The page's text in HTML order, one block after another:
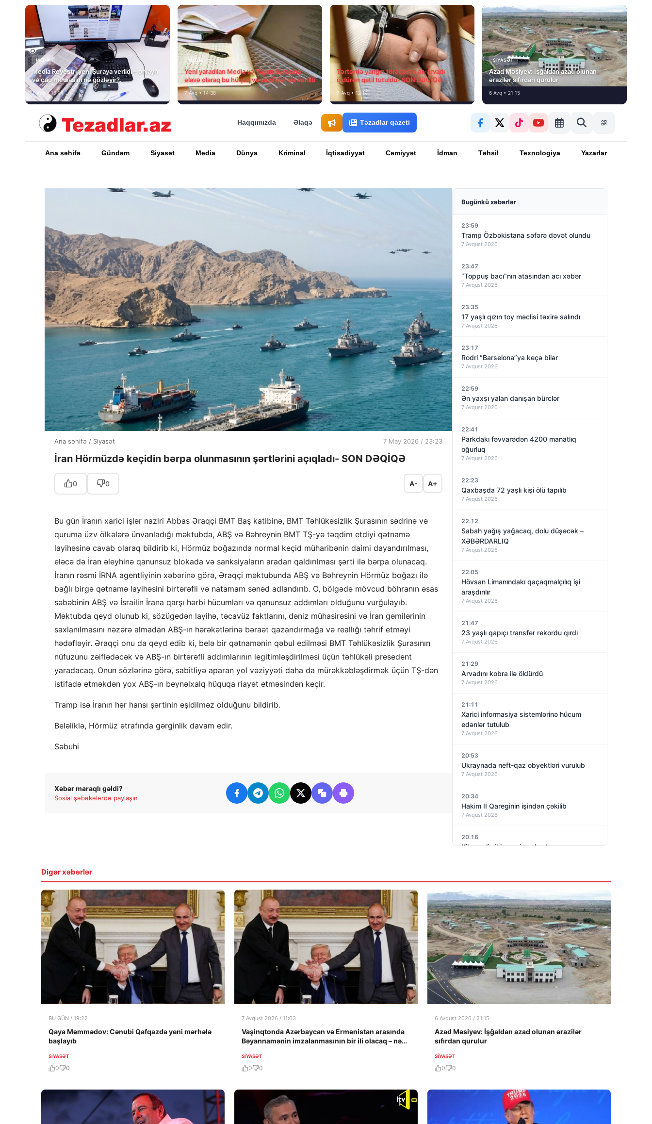
MEDİA
Media Reyestri yeni Şuraya verildi – onlayn
və çap mediasını nə gözləyir?
7 Avq • 15:14
MEDİA
Yeni yaradılan Media və Yayım Şurasına
əlavə olaraq bu hüquq və vəzifələr də verilib
7 Avq • 14:38
Tərtərdə yanğın törədərək ər-arvadı
öldürən qatil tutuldu- SON DƏQİQƏ
7 Avq • 12:14
SIYASƏT
Azad Məsiyev: İşğaldan azad olunan
ərazilər sıfırdan qurulur
6 Avq • 21:15
Haqqımızda Əlaqə Təzadlar qazeti
Ana səhifə Gündəm Siyasət Media Dünya Kriminal İqtisadiyyat Cəmiyyət İdman Təhsil Texnologiya Yazarlar
Ana səhifə / Siyasət 7 May 2026 / 23:23
İran Hörmüzdə keçidin bərpa olunmasının şərtlərini açıqladı- SON DƏQİQƏ
0 0 A- A+
Bu gün İranın xarici işlər naziri Abbas Əraqçi BMT Baş katibinə, BMT Təhlükəsizlik Şurasının sədrinə və
quruma üzv ölkələrə ünvanladığı məktubda, ABŞ və Bəhreynin BMT TŞ-yə təqdim etdiyi qətnamə
layihəsinə cavab olaraq bildirib ki, Hörmüz boğazında normal keçid müharibənin daimi dayandırılması,
eləcə də İran əleyhinə qanunsuz blokada və sanksiyaların aradan qaldırılması şərti ilə bərpa olunacaq.
İranın rəsmi İRNA agentliyinin xəbərinə görə, Əraqçi məktubunda ABŞ və Bəhreynin Hörmüz boğazı ilə
bağlı birgə qətnamə layihəsini birtərəfli və natamam sənəd adlandırıb. O, bölgədə mövcud böhranın əsas
səbəbinin ABŞ və İsrailin İrana qarşı hərbi hücumları və qanunsuz addımları olduğunu vurğulayıb.
Məktubda qeyd olunub ki, sözügedən layihə, təcavüz faktlarını, dəniz mühasirəsini və İran gəmilərinin
saxlanılmasını nəzərə almadan ABŞ-ın hərəkətlərinə bəraət qazandırmağa və reallığı təhrif etməyi
hədəfləyir. Əraqçi onu da qeyd edib ki, belə bir qətnamənin qəbul edilməsi BMT Təhlükəsizlik Şurasının
nüfuzunu zəiflədəcək və ABŞ-ın birtərəfli addımlarının legitimləşdirilməsi üçün təhlükəli presedent
yaradacaq. Onun sözlərinə görə, sabitliyə aparan yol vəziyyəti daha da mürəkkəbləşdirmək üçün TŞ-dən
istifadə etməkdən yox ABŞ-ın beynəlxalq hüquqa riayət etməsindən keçir.
Tramp isə İranın hər hansı şərtinin eşidilməz olduğunu bildirib.
Beləliklə, Hörmüz ətrafında gərginlik davam edir.
Səbuhi
Xəbər maraqlı gəldi?
Sosial şəbəkələrdə paylaşın
Bugünkü xəbərlər
23:59
Tramp Özbəkistana səfərə dəvət olundu
7 Avqust 2026
23:47
“Toppuş bacı”nın atasından acı xəbər
7 Avqust 2026
23:35
17 yaşlı qızın toy məclisi təxirə salındı
7 Avqust 2026
23:17
Rodri “Barselona”ya keçə bilər
7 Avqust 2026
22:59
Ən yaxşı yalan danışan bürclər
7 Avqust 2026
22:41
Parkdakı fəvvarədən 4200 manatlıq
oğurluq
7 Avqust 2026
22:23
Qaxbaşda 72 yaşlı kişi ölü tapılıb
7 Avqust 2026
22:12
Sabah yağış yağacaq, dolu düşəcək –
XƏBƏRDARLIQ
7 Avqust 2026
22:05
Hövsan Limanındakı qaçaqmalçılıq işi
araşdırılır
7 Avqust 2026
21:47
23 yaşlı qapıçı transfer rekordu qırdı
7 Avqust 2026
21:29
Arvadını kobra ilə öldürdü
7 Avqust 2026
21:11
Xarici informasiya sistemlərinə hücum
edənlər tutulub
7 Avqust 2026
20:53
Ukraynada neft-qaz obyektləri vurulub
7 Avqust 2026
20:34
Hakim II Qareginin işindən çəkilib
7 Avqust 2026
20:16
Kiberpolis iki gənci saxlayıb
Digər xəbərlər
BU GÜN / 19:22
Qaya Məmmədov: Cənubi Qafqazda yeni mərhələ
başlayıb
SIYASƏT
0 0
7 Avqust 2026 / 11:03
Vaşinqtonda Azərbaycan və Ermənistan arasında
Bəyannamənin imzalanmasının bir ili olacaq – nəyə
SIYASƏT
0 0
6 Avqust 2026 / 21:15
Azad Məsiyev: İşğaldan azad olunan ərazilər
sıfırdan qurulur
SIYASƏT
0 0